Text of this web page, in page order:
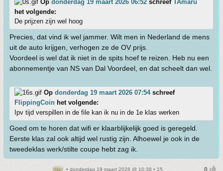
Op donderdag 19 maart 2026 06:52 schreef TAmaru
het volgende:
De prijzen zijn wel hoog
Precies, dat vind ik wel jammer. Wilt men in Nederland de mens
uit de auto krijgen, verhogen ze de OV prijs.
Voordeel is wel dat ik niet in de spits hoef te reizen. Heb nu een
abonnementje van NS van Dal Voordeel, en dat scheelt dan wel.
Op donderdag 19 maart 2026 07:54schreef
FlippingCoin het volgende:
Ipv tijd verspillen in de file kan ik nu in de 1e klas werken
Goed om te horen dat wifi er klaarblijkelijk goed is geregeld.
Eerste klas zal ook altijd wel rustig zijn. Alhoewel je ook in de
tweedeklas werk/stilte coupe hebt zag ik.
• donderdag 19 maart 2026 @ 10:38 • 15